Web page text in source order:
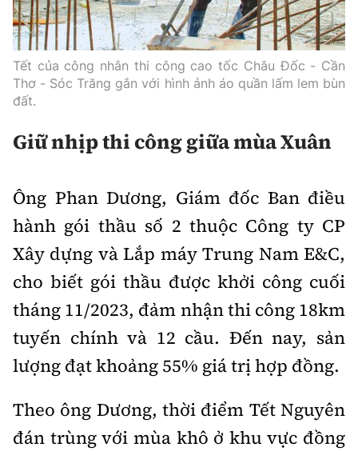
Tết của công nhân thi công cao tốc Châu Đốc - Cần
Thơ - Sóc Trăng gắn với hình ảnh áo quần lấm lem bùn
đất.
Giữ nhịp thi công giữa mùa Xuân
Ông Phan Dương, Giám đốc Ban điều
hành gói thầu số 2 thuộc Công ty CP
Xây dựng và Lắp máy Trung Nam E&C,
cho biết gói thầu được khởi công cuối
tháng 11/2023, đảm nhận thi công 18km
tuyến chính và 12 cầu. Đến nay, sản
lượng đạt khoảng 55% giá trị hợp đồng.
Theo ông Dương, thời điểm Tết Nguyên
đán trùng với mùa khô ở khu vực đồng